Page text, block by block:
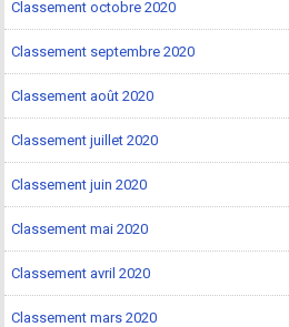
Classement octobre 2020
Classement septembre 2020
Classement août 2020
Classement juillet 2020
Classement juin 2020
Classement mai 2020
Classement avril 2020
Classement mars 2020